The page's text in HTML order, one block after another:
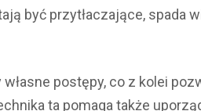
być przytłaczające, spada
postępy, co z kolei
ta pomaga także